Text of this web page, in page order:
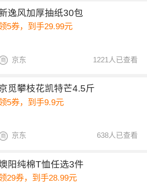
逸风加厚抽纸30包
5券，到手29.99元
1221人已查看
京东
觅攀枝花凯特芒4.5斤
5券，到手9.9元
638人已查看
京东
阳纯棉T恤任选3件
29券，到手28.99元